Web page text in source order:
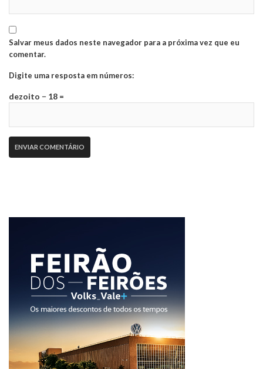
Salvar meus dados neste navegador para a próxima vez que eu
comentar.
Digite uma resposta em números:
dezoito − 18 =